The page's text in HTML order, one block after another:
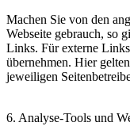
Machen Sie von den
Webseite gebrauch, so
Links. Für externe
übernehmen. Hier
jeweiligen
6. Analyse-Tools und